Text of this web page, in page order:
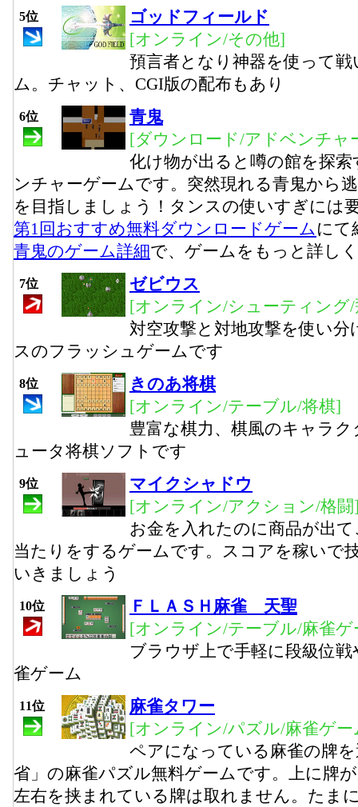
5位
ゴッドフィールド
[オンライン/その他]
預言者となり神器を使って
ム。チャット、CGI版の配布もあり
6位
青鬼
[ダウンロード/アドベンチャ
化け物が出ると噂の館を探
ンチャーゲームです。突然現れる青鬼から
を目指しましょう！タンスの使いすぎには
第1回おすすめ無料ダウンロードゲームにて
青鬼のゲーム詳細で、ゲームをもっと詳し
7位
ゼビウス
[オンライン/シューティング
対空攻撃と対地攻撃を使い
スのフラッシュゲームです
8位
きのあ将棋
[オンライン/テーブル/将棋]
豊富な棋力、棋風のキャラ
ュータ将棋ソフトです
9位
マイクシャドウ
[オンライン/アクション/格闘
お金を入れたのに商品が出
当たりをするゲームです。スコアを稼いで
いきましょう
10位
ＦＬＡＳＨ麻雀 天聖
[オンライン/テーブル/麻雀ゲ
ブラウザ上で手軽に段級位
雀ゲーム
11位
麻雀タワー
[オンライン/パズル/麻雀ゲー
ペアになっている麻雀の牌
省」の麻雀パズル無料ゲームです。上に牌
左右を挟まれている牌は取れません。たま